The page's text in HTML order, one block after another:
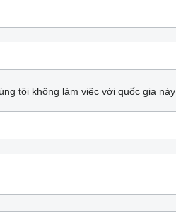
tôi không làm việc với quốc gia này